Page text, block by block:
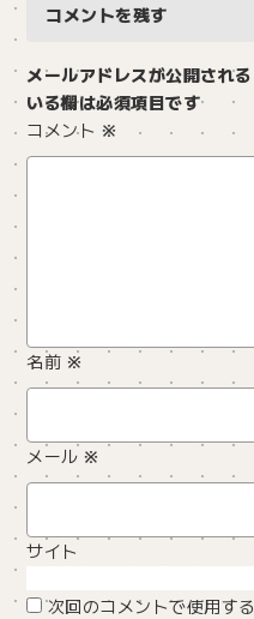
コメントを残す
メールアドレスが公開され
いる欄は必須項目です
コメント ※
名前 ※
メール※
サイト
次回のコメントで使用す